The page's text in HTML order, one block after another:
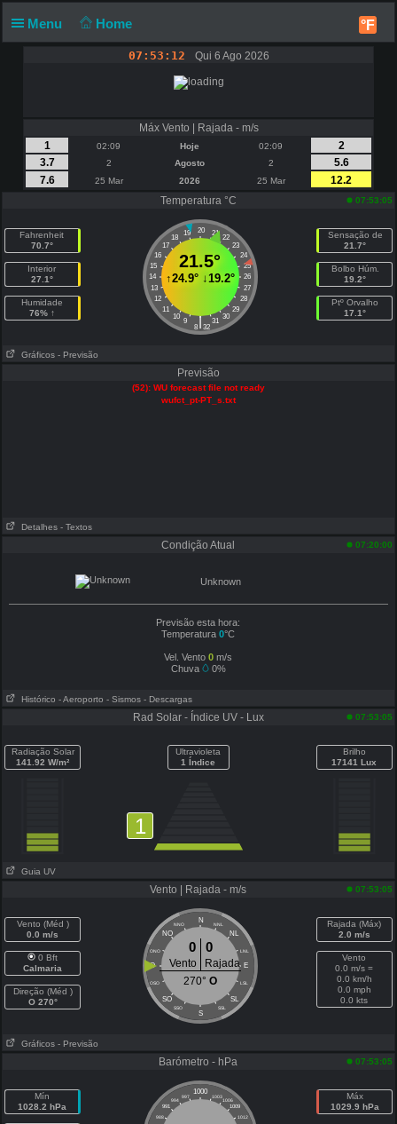
Menu Home °F
07:53:12 Qui 6 Ago 2026
Máx Vento | Rajada - m/s
1
02:09 Hoje 02:09
2
3.7
2 Agosto 2
5.6
7.6
25 Mar 2026 25 Mar
12.2
Temperatura °C
07:53:05
Fahrenheit
70.7°
Interior
27.1°
Humidade
76% ↑
20
19 21
18
22
17
23
16
24
15
25
14
26
13
27
12
28
11
29
10
30
9 31
|
8 32
21.5°
↑24.9°↓19.2°
Sensação de
21.7°
Bolbo Húm.
19.2°
Ptº Orvalho
17.1°
Gráficos - Previsão
Previsão
(52): WU forecast file not ready
wufct_pt-PT_s.txt
Detalhes - Textos
Condição Atual 07:20:00
Unknown
Previsão esta hora:
Temperatura0°C
Vel. Vento 0 m/s
Chuva
0%
Histórico - Aeroporto - Sismos - Descargas
Rad Solar - Índice UV - Lux 07:53:05
Radiação Solar
141.92 W/m²
Ultravioleta
1 Índice
1
Brilho
17141 Lux
Guia UV
Vento | Rajada - m/s 07:53:05
Vento (Méd )
0.0 m/s
0 Bft
Calmaria
Direção (Méd )
O 270°
N
NNO NNL
NO NL
ONO LNL
O E
OSO LSL
SO SL
SSO SSL
S
0 0
Vento
Rajada
270° O
Rajada (Máx)
2.0 m/s
Vento
0.0 m/s =
0.0 km/h
0.0 mph
0.0 kts
Gráficos - Previsão
Barómetro - hPa 07:53:05
Mín
1028.2 hPa
1000
997 1003
994
1006
991
1009
988
1012
Máx
1029.9 hPa